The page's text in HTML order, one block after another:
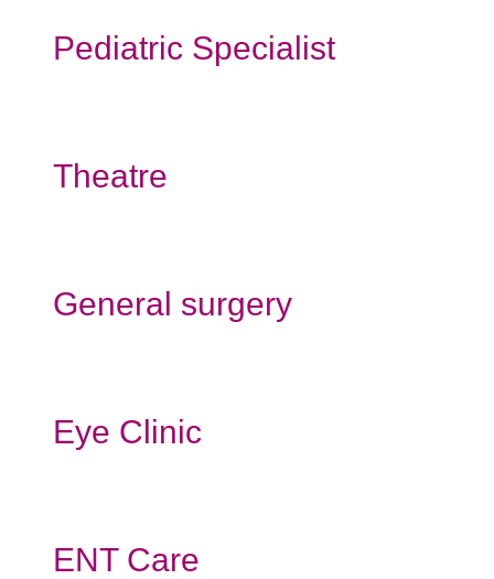
Pediatric Specialist
Theatre
General surgery
Eye Clinic
ENT Care